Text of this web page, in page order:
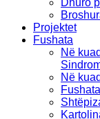
Dhuro
Projektet
Fushata
Në
Në